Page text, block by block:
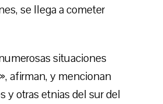
se llega a cometer
situaciones
afirman, y mencionan
y otras etnias del sur del